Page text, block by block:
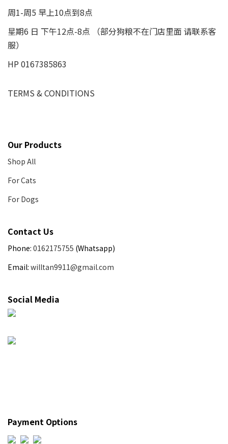
周1-周5 早上10点到8点
星期6 日 下午12点-8点 （部分狗粮不在门店里面 请联系客
服）
HP 0167385863
TERMS & CONDITIONS
Our Products
Shop All
For Cats
For Dogs
Contact Us
Phone: 0162175755 (Whatsapp)
Email: willtan9911@gmail.com
Social Media
Payment Options